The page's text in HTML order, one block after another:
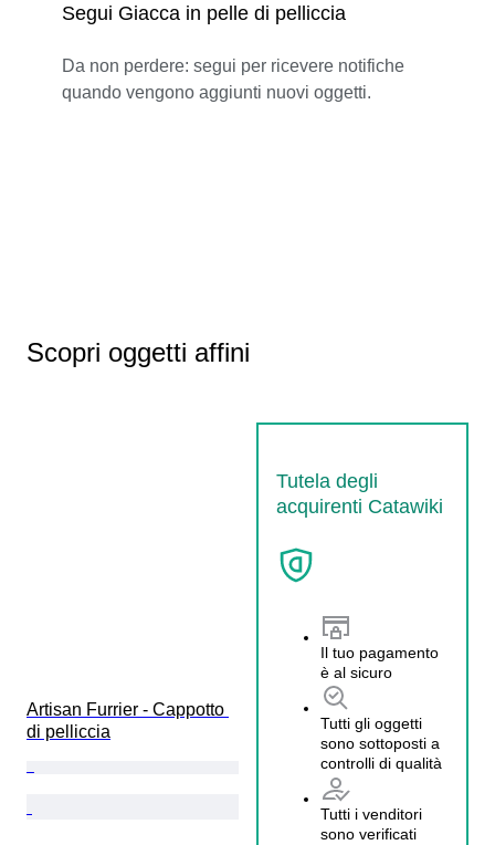
Segui Giacca in pelle di pelliccia
Da non perdere: segui per ricevere notifiche
quando vengono aggiunti nuovi oggetti.
Scopri oggetti affini
Tutela degli
acquirenti Catawiki
Il tuo pagamento
è al sicuro
Tutti gli oggetti
sono sottoposti a
controlli di qualità
Tutti i venditori
sono verificati
Artisan Furrier - Cappotto
di pelliccia